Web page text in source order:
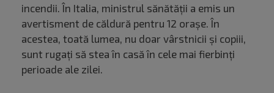
incendii. În Italia, ministrul sănătății a emis un
avertisment de căldură pentru 12 orașe. În
acestea, toată lumea, nu doar vârstnicii și copiii,
sunt rugați să stea în casă în cele mai fierbinți
perioade ale zilei.